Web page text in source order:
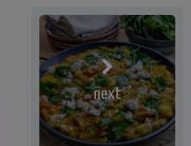
next